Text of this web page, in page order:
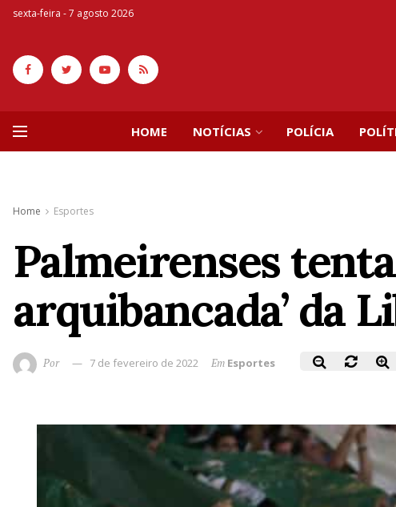
sexta-feira - 7 agosto 2026
HOME NOTÍCIAS POLÍCIA
Home Esportes
Palmeirenses
arquibancada’ da
Por 7 de fevereiro de 2022 Em Esportes